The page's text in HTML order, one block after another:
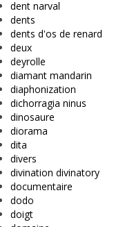
dent narval
dents
dents d'os de renard
deux
deyrolle
diamant mandarin
diaphonization
dichorragia ninus
dinosaure
diorama
dita
divers
divination divinatory
documentaire
dodo
doigt